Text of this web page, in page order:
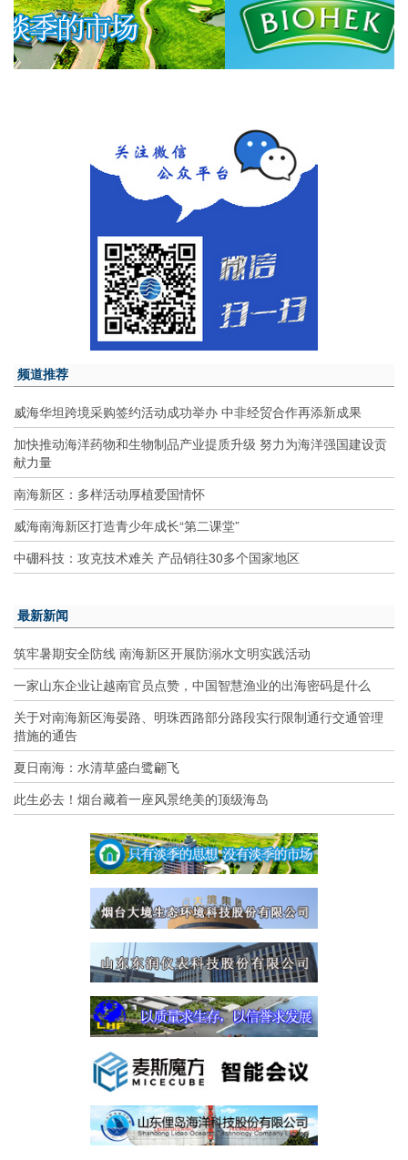
频道推荐
威海华坦跨境采购签约活动成功举办 中非经贸合作再添新成果
加快推动海洋药物和生物制品产业提质升级 努力为海洋强国建设贡
献力量
南海新区：多样活动厚植爱国情怀
威海南海新区打造青少年成长“第二课堂”
中硼科技：攻克技术难关 产品销往30多个国家地区
最新新闻
筑牢暑期安全防线 南海新区开展防溺水文明实践活动
一家山东企业让越南官员点赞，中国智慧渔业的出海密码是什么
关于对南海新区海晏路、明珠西路部分路段实行限制通行交通管理
措施的通告
夏日南海：水清草盛白鹭翩飞
此生必去！烟台藏着一座风景绝美的顶级海岛